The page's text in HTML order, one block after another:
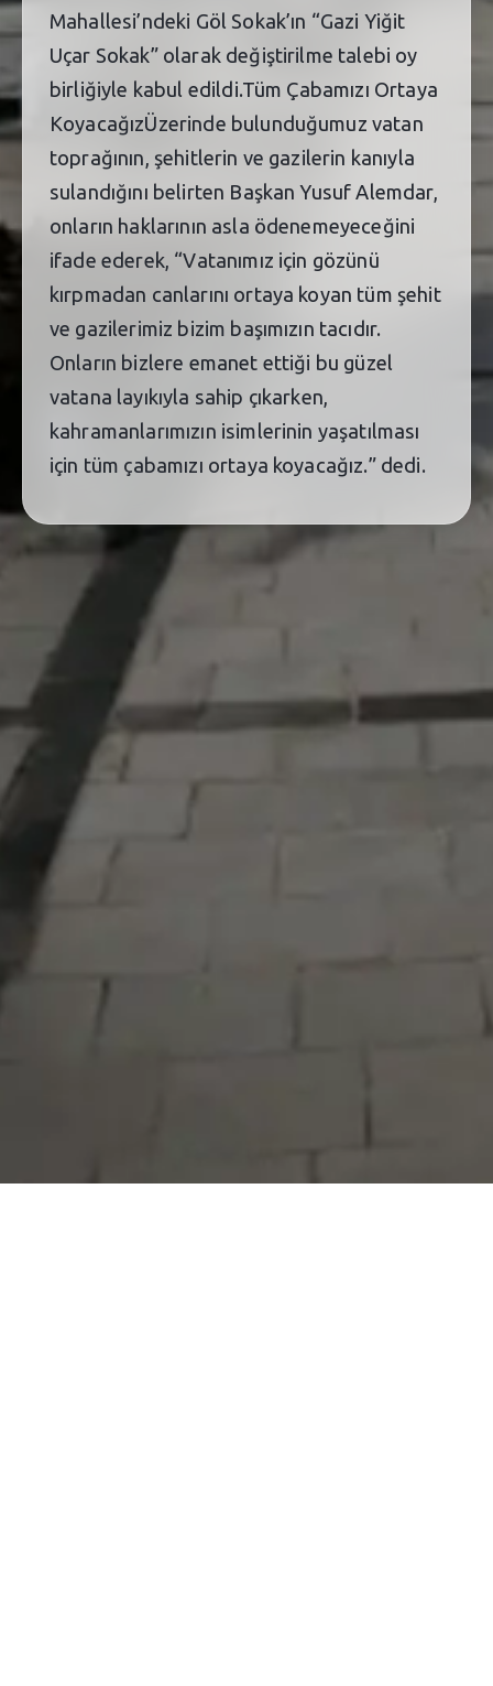
Mahallesi’ndeki Göl Sokak’ın “Gazi Yiğit
Uçar Sokak” olarak değiştirilme talebi oy
birliğiyle kabul edildi.Tüm Çabamızı Ortaya
KoyacağızÜzerinde bulunduğumuz vatan
toprağının, şehitlerin ve gazilerin kanıyla
sulandığını belirten Başkan Yusuf Alemdar,
onların haklarının asla ödenemeyeceğini
ifade ederek, “Vatanımız için gözünü
kırpmadan canlarını ortaya koyan tüm şehit
ve gazilerimiz bizim başımızın tacıdır.
Onların bizlere emanet ettiği bu güzel
vatana layıkıyla sahip çıkarken,
kahramanlarımızın isimlerinin yaşatılması
için tüm çabamızı ortaya koyacağız.” dedi.